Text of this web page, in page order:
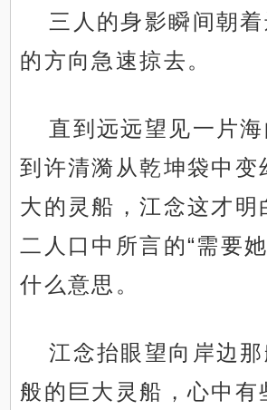
三人的身影瞬间朝
的方向急速掠去。
直到远远望见一片
到许清漪从乾坤袋中变
大的灵船，江念这才明
二人口中所言的“需要
什么意思。
江念抬眼望向岸边那
般的巨大灵船，心中有